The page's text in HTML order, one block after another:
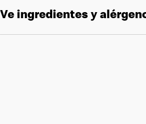
Ve ingredientes y